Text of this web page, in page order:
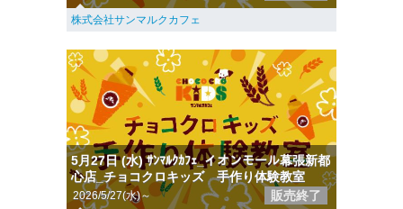
株式会社サンマルクカフェ
5月27日 (水) ｻﾝﾏﾙｸｶﾌｪ_イオンモール幕張新都
心店_チョコクロキッズ 手作り体験教室
2026/5/27(水)～ 販売終了